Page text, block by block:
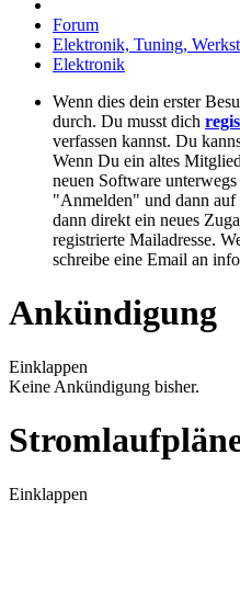
Forum
Elektronik, Tuning,
Elektronik
Wenn dies dein erster
durch. Du musst dich
verfassen kannst. Du
Wenn Du ein altes
neuen Software
"Anmelden" und dann
dann direkt ein neues
registrierte Mailadresse.
schreibe eine Email an
Ankündigung
Einklappen
Keine Ankündigung bisher.
Einklappen